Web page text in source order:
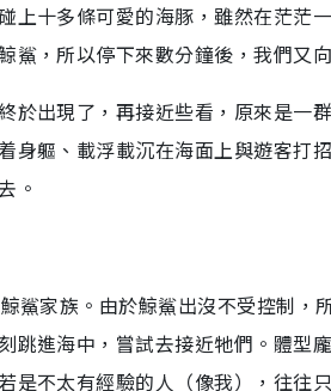
上十多條可愛的海豚，雖然在茫茫
，所以停下來數分鐘後，我們又
於出現了，再接近些看，原來是一
身軀、載浮載沉在海面上與遊客打
。
鯊家族。由於鯨鯊出沒不受控制，
跳進海中，嘗試去接近牠們。體型
是不太有經驗的人（像我），往往